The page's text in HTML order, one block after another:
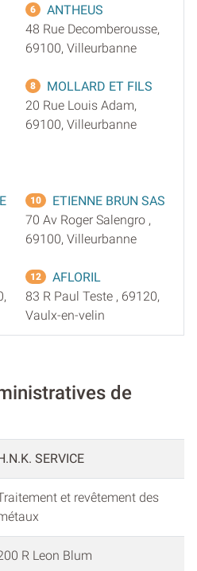
6
ANTHEUS
48 Rue Decomberousse,
69100, Villeurbanne
8
MOLLARD ET FILS
20 Rue Louis Adam,
69100, Villeurbanne
10
ETIENNE BRUN SAS
70 Av Roger Salengro ,
69100, Villeurbanne
12
AFLORIL
83 R Paul Teste , 69120,
Vaulx-en-velin
de
SERVICE
et revêtement des
R Leon Blum